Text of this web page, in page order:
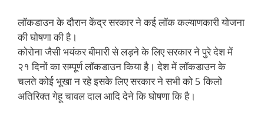
लॉकडाउन के दौरान केंद्र सरकार ने कई लॉक कल्याणकारी योजना
की घोषणा की है।
कोरोना जैसी भयंकर बीमारी से लड़ने के लिए सरकार ने पुरे देश में
२१ दिनों का सम्पूर्ण लॉकडाउन किया है। देश में लॉकडाउन के
चलते कोई भूखा न रहे इसके लिए सरकार ने सभी को 5 किलो
अतिरिक्त गेहू चावल दाल आदि देने कि घोषणा कि है।